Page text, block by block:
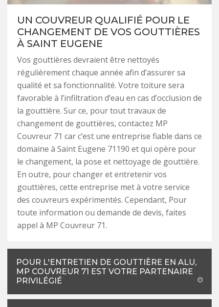
UN COUVREUR QUALIFIÉ POUR LE
CHANGEMENT DE VOS GOUTTIÈRES
À SAINT EUGENE
Vos gouttières devraient être nettoyés
régulièrement chaque année afin d’assurer sa
qualité et sa fonctionnalité. Votre toiture sera
favorable à l’infiltration d’eau en cas d’occlusion de
la gouttière. Sur ce, pour tout travaux de
changement de gouttières, contactez MP
Couvreur 71 car c’est une entreprise fiable dans ce
domaine à Saint Eugene 71190 et qui opère pour
le changement, la pose et nettoyage de gouttière.
En outre, pour changer et entretenir vos
gouttières, cette entreprise met à votre service
des couvreurs expérimentés. Cependant, Pour
toute information ou demande de devis, faites
appel à MP Couvreur 71.
POUR L'ENTRETIEN DE GOUTTIÈRE EN ALU,
MP COUVREUR 71 EST VOTRE PARTENAIRE
PRIVILÉGIÉ